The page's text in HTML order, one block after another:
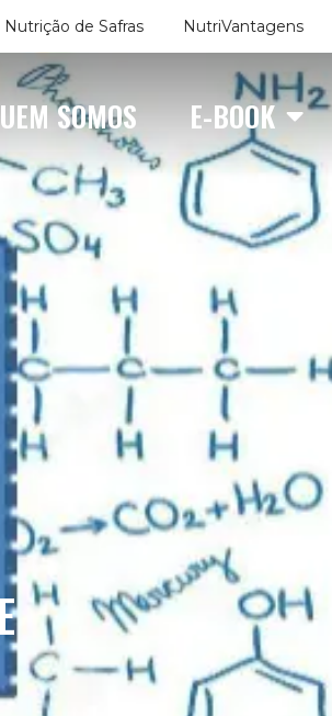
Nutrição de Safras NutriVantagens
SOMOS E-BOOK